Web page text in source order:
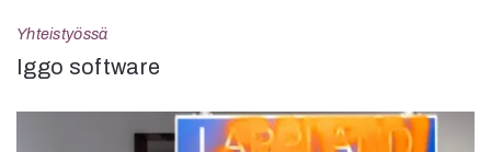
Yhteistyössä
Iggo software